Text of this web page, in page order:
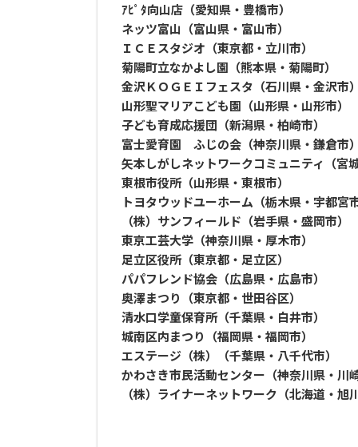
ｱﾋﾟﾀ向山店（愛知県・豊橋市）
ネッツ富山（富山県・富山市）
ＩＣＥスタジオ（東京都・立川市）
菊陽町立なかよし園（熊本県・菊陽町）
金沢ＫＯＧＥＩフェスタ（石川県・金沢市
山形聖マリアこども園（山形県・山形市）
子ども育成応援団（新潟県・柏崎市）
富士愛育園 ふじの会（神奈川県・鎌倉市
矢本しがしネットワークコミュニティ（宮
東根市役所（山形県・東根市）
トヨタウッドユーホーム（栃木県・宇都宮
（株）サンフィールド（岩手県・盛岡市）
東京工芸大学（神奈川県・厚木市）
足立区役所（東京都・足立区）
パパフレンド協会（広島県・広島市）
奥澤まつり（東京都・世田谷区）
清水口学童保育所（千葉県・白井市）
城南区内まつり（福岡県・福岡市）
エステージ（株）（千葉県・八千代市）
かわさき市民活動センター（神奈川県・川
（株）ライナーネットワーク（北海道・旭